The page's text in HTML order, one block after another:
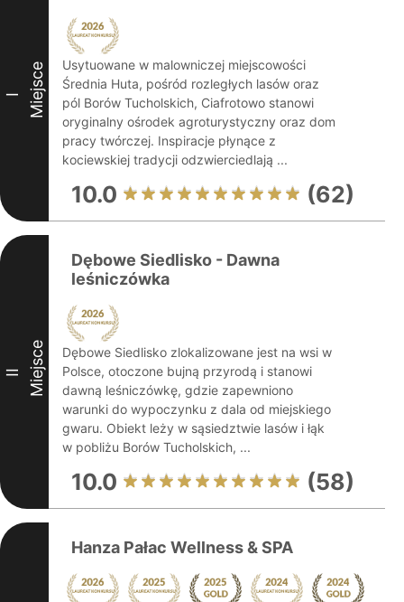
I Miejsce
Usytuowane w malowniczej miejscowości
Średnia Huta, pośród rozległych lasów oraz
pól Borów Tucholskich, Ciafrotowo stanowi
oryginalny ośrodek agroturystyczny oraz dom
pracy twórczej. Inspiracje płynące z
kociewskiej tradycji odzwierciedlają ...
10.0 (62)
II Miejsce
Dębowe Siedlisko - Dawna
leśniczówka
Dębowe Siedlisko zlokalizowane jest na wsi w
Polsce, otoczone bujną przyrodą i stanowi
dawną leśniczówkę, gdzie zapewniono
warunki do wypoczynku z dala od miejskiego
gwaru. Obiekt leży w sąsiedztwie lasów i łąk
w pobliżu Borów Tucholskich, ...
10.0 (58)
Hanza Pałac Wellness & SPA